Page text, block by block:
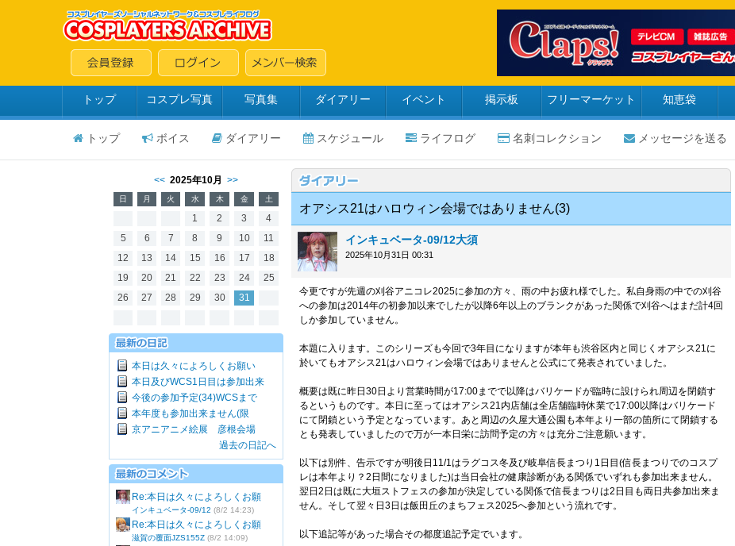
トップ コスプレ写真 写真集 ダイアリー イベント 掲示板 フリーマーケット 知恵袋
トップ ボイス ダイアリー スケジュール ライフログ 名刺コレクション メッセージを送る
<< 2025年10月 >>
日 月 火 水 木 金 土
1 2 3
4
5
6 7 8 9 10
11
12
13 14 15 16 17
18
19
20 21 22 23 24
25
26
27 28 29 30 31
本日は久々によろしくお願い
本日及びWCS1日目は参加出来
今後の参加予定(34)WCSまで
本年度も参加出来ません(限
京アニアニメ絵展 彦根会場
過去の日記へ
Re:本日は久々によろしくお願
インキュベータ-09/12 (8/2 14:23)
Re:本日は久々によろしくお願
滋賀の覆面JZS155Z (8/2 14:09)
オアシス21はハロウィン会場ではありません(3)
インキュベータ-09/12大須
2025年10月31日 00:31
今更ですが先週の刈谷アニコレ2025に参加の方々、雨の中お疲れ様でした。私自身雨の中での刈谷
への参加は2014年の初参加以来でしたが以降6年以上のブランクがあった関係で刈谷へはまだ計4回
しか参加していません。
本題に入ります。このシリーズも今回で3年目になりますが本年も渋谷区内と同じくオアシス21に
於いてもオアシス21はハロウィン会場ではありませんと公式にて発表されていました。
概要は既に昨日30日より営業時間が17:00までで以降はバリケードが臨時に設けられ周辺を閉鎖す
るというものです。本日に至ってはオアシス21内店舗は全店舗臨時休業で17:00以降はバリケード
にて閉鎖という予定となっています。あと周辺の久屋大通公園も本年より一部の箇所にて閉鎖する
とも発表していましたので万が一本日栄に訪問予定の方々は充分ご注意願います。
以下は別件、告示ですが明後日11/1はラグコス冬及び岐阜信長まつり1日目(信長まつりでのコスプ
レは本年より？2日間になりました)は当日会社の健康診断がある関係でいずれも参加出来ません。
翌日2日は既に大垣ストフェスの参加が決定している関係で信長まつりは2日目も両日共参加出来ま
せん。そして翌々日3日は飯田丘のまちフェス2025へ参加という流れです。
以下追記等があった場合その都度追記予定でいます。